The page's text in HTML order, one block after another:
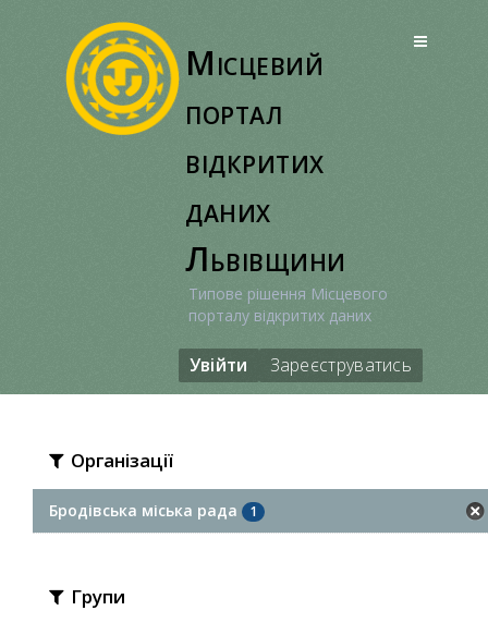
Місцевий
портал
відкритих
даних
Львівщини
Типове рішення Місцевого
порталу відкритих даних
Увійти Зареєструватись
Організації
Бродівська міська рада 1
Групи